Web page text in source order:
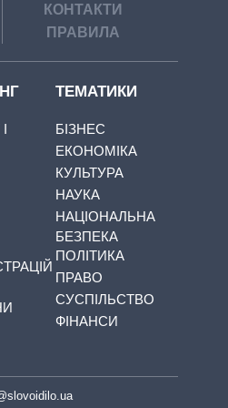
КОНТАКТИ
ПРАВИЛА
ТЕМАТИКИ
БІЗНЕС
ЕКОНОМІКА
КУЛЬТУРА
НАУКА
НАЦІОНАЛЬНА
БЕЗПЕКА
ПОЛІТИКА
ПРАВО
СУСПІЛЬСТВО
ФІНАНСИ